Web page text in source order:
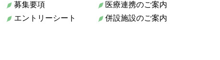
募集要項
エントリーシート
医療連携のご案内
併設施設のご案内